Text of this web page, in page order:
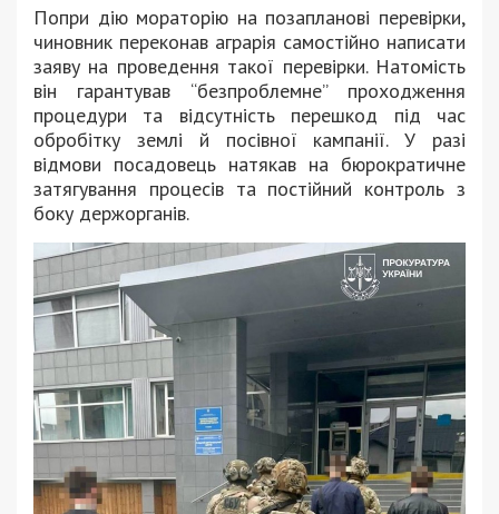
Попри дію мораторію на позапланові перевірки,
чиновник переконав аграрія самостійно написати
заяву на проведення такої перевірки. Натомість
він гарантував “безпроблемне” проходження
процедури та відсутність перешкод під час
обробітку землі й посівної кампанії. У разі
відмови посадовець натякав на бюрократичне
затягування процесів та постійний контроль з
боку держорганів.